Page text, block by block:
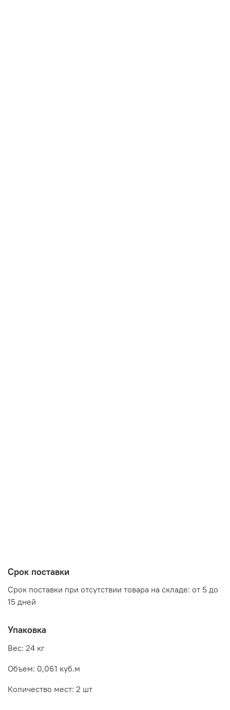
Срок поставки
Срок поставки при отсутствии товара на складе: от 5 до
15 дней
Упаковка
Вес: 24 кг
Объем: 0,061 куб.м
Количество мест: 2 шт